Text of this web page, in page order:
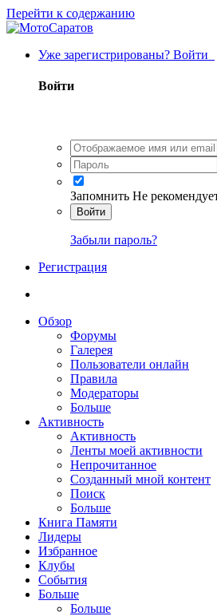
Перейти к содержанию
Уже зарегистрированы? Войти
Войти
Запомнить Не
Войти
Забыли пароль?
Регистрация
Обзор
Форумы
Галерея
Пользователи онлайн
Правила
Модераторы
Больше
Активность
Активность
Ленты моей активности
Непрочитанное
Созданный мной контент
Поиск
Больше
Книга Памяти
Лидеры
Избранное
Клубы
События
Больше
Больше